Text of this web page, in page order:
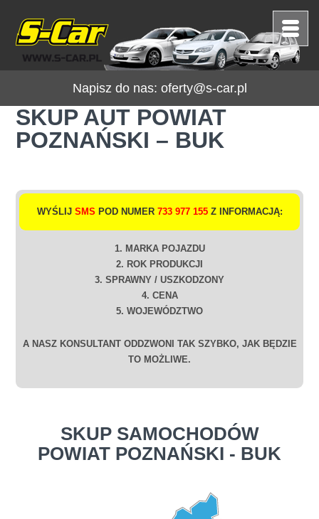
Napisz do nas: oferty@s-car.pl
SKUP AUT POWIAT
POZNAŃSKI – BUK
WYŚLIJ SMS POD NUMER 733 977 155Z INFORMACJĄ:
1. MARKA POJAZDU
2. ROK PRODUKCJI
3. SPRAWNY / USZKODZONY
4. CENA
5. WOJEWÓDZTWO
A NASZ KONSULTANT ODDZWONI TAK SZYBKO, JAK BĘDZIE
TO MOŻLIWE.
SKUP SAMOCHODÓW
POWIAT POZNAŃSKI - BUK